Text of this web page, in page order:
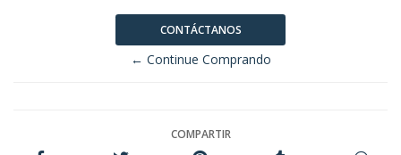
CONTÁCTANOS
← Continue Comprando
COMPARTIR